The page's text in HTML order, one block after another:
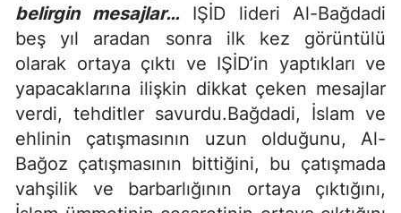
belirgin mesajlar…
IŞİD lideri Al-Bağdadi
beş yıl aradan sonra ilk kez görüntülü
olarak ortaya çıktı ve IŞİD’in yaptıkları ve
yapacaklarına ilişkin dikkat çeken mesajlar
verdi, tehditler savurdu.Bağdadi, İslam ve
ehlinin çatışmasının uzun olduğunu, Al-
Bağoz çatışmasının bittiğini, bu çatışmada
vahşilik ve barbarlığının ortaya çıktığını,